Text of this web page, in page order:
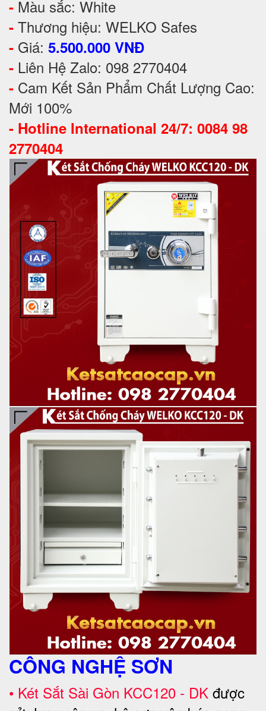
- Màu sắc: White
- Thương hiệu: WELKO Safes
- Giá: 5.500.000 VNĐ
- Liên Hệ Zalo: 098 2770404
- Cam Kết Sản Phẩm Chất Lượng Cao:
Mới 100%
- Hotline International 24/7: 0084 98
2770404
CÔNG NGHỆ SƠN
• Két Sắt Sài Gòn KCC120 - DK được